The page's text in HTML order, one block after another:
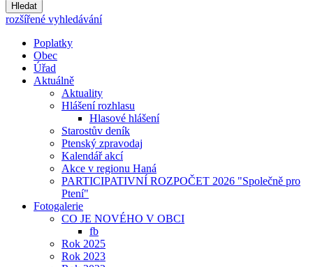
Hledat
rozšířené vyhledávání
Poplatky
Obec
Úřad
Aktuálně
Aktuality
Hlášení rozhlasu
Hlasové hlášení
Starostův deník
Ptenský zpravodaj
Kalendář akcí
Akce v regionu Haná
PARTICIPATIVNÍ ROZPOČET 2026 "Společně pro
Ptení"
Fotogalerie
CO JE NOVÉHO V OBCI
fb
Rok 2025
Rok 2023